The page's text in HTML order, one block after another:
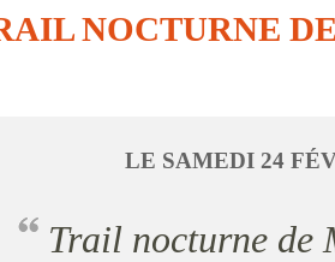
NOCTURNE
LE SAMEDI 24
Trail nocturne de